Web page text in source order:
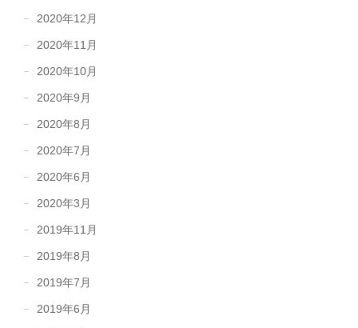
2020年12月
2020年11月
2020年10月
2020年9月
2020年8月
2020年7月
2020年6月
2020年3月
2019年11月
2019年8月
2019年7月
2019年6月